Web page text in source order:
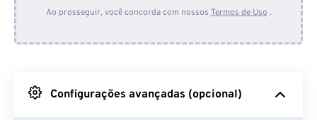
Do Google Drive
Ao prosseguir, você concorda com nossos Termos de Uso .
Configurações avançadas (opcional)